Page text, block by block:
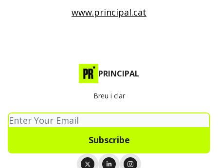
www.principal.cat
PRINCIPAL
Breu i clar